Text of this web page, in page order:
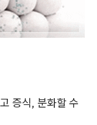
증식, 분화할 수